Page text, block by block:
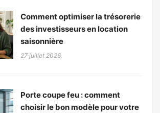
Comment optimiser la trésorerie
des investisseurs en location
saisonnière
27 juillet 2026
Porte coupe feu : comment
choisir le bon modèle pour votre